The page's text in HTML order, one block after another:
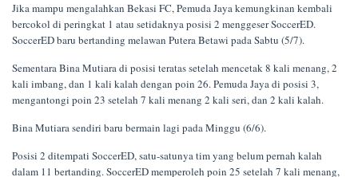
Jika mampu mengalahkan Bekasi FC, Pemuda Jaya kemungkinan kembali
bercokol di peringkat 1 atau setidaknya posisi 2 menggeser SoccerED.
SoccerED baru bertanding melawan Putera Betawi pada Sabtu (5/7).
Sementara Bina Mutiara di posisi teratas setelah mencetak 8 kali menang, 2
kali imbang, dan 1 kali kalah dengan poin 26. Pemuda Jaya di posisi 3,
mengantongi poin 23 setelah 7 kali menang 2 kali seri, dan 2 kali kalah.
Bina Mutiara sendiri baru bermain lagi pada Minggu (6/6).
Posisi 2 ditempati SoccerED, satu-satunya tim yang belum pernah kalah
dalam 11 bertanding. SoccerED memperoleh poin 25 setelah 7 kali menang,